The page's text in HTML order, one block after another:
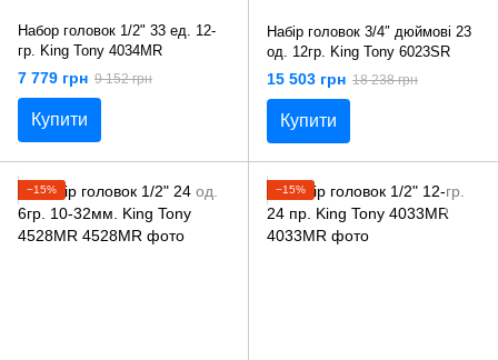
Набор головок 1/2" 33 ед. 12-
гр. King Tony 4034MR
7 779 грн 9 152 грн
Купити
Набір головок 3/4″ дюймові 23
од. 12гр. King Tony 6023SR
15 503 грн 18 238 грн
Купити
−15% −15%